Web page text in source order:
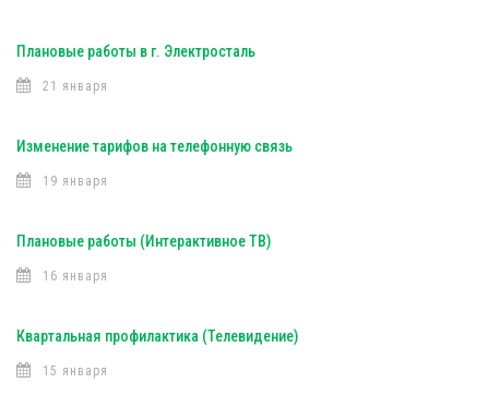
Плановые работы в г. Электросталь
21 января
Изменение тарифов на телефонную связь
19 января
Плановые работы (Интерактивное ТВ)
16 января
Квартальная профилактика (Телевидение)
15 января